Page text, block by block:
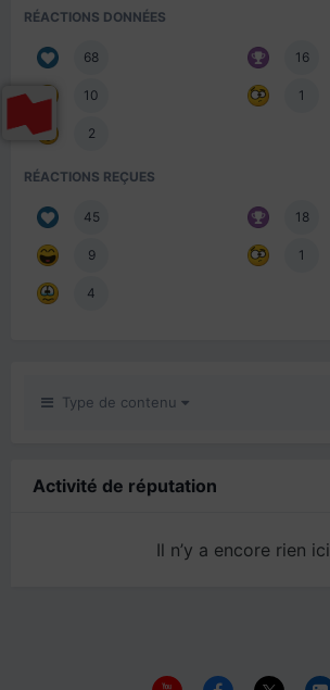
RÉACTIONS DONNÉES
68 16
10 1
2
RÉACTIONS REÇUES
45 18
9 1
4
Type de contenu
Activité de réputation
Il n’y a encore rien ici